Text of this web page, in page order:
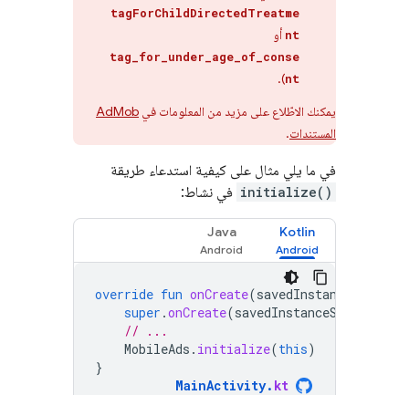
tagForChildDirectedTreatme
nt أو
tag_for_under_age_of_conse
nt
).
يمكنك الاطّلاع على مزيد من المعلومات في AdMob
المستندات.
في ما يلي مثال على كيفية استدعاء طريقة
initialize() في نشاط:
Kotlin
Java
override fun onCreate(savedInstanceState
super .onCreate(savedInstanceState
// ...
MobileAds . initialize(this)
}
MainActivity. kt